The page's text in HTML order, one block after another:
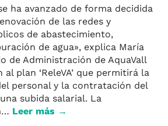
ha avanzado de forma decidida
de las redes y
de abastecimiento,
de agua», explica María
de Administración de AquaVall
plan ‘ReleVA’ que permitirá la
personal y la contratación del
subida salarial. La
Leer más →